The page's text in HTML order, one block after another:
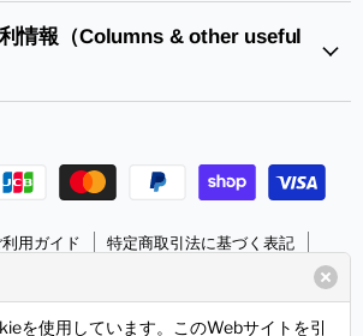
情報（Columns & other useful
利用ガイド
特定商取引法に基づく表記
いについて
を使用しています。このWebサイトを引